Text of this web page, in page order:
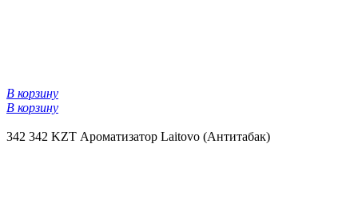
В корзину
В корзину
342 342 KZT Ароматизатор Laitovo (Антитабак)